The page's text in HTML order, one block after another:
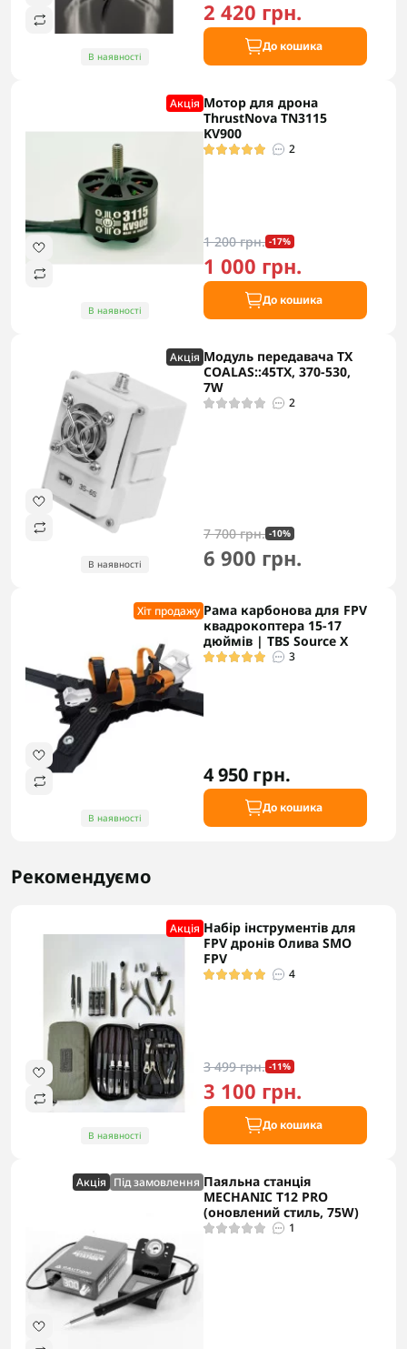
В наявності
2 420 грн.
До кошика
Акцiя
В наявності
Мотор для дрона
ThrustNova TN3115
KV900
2
1 200 грн. -17%
1 000 грн.
До кошика
Акцiя
В наявності
Модуль передавача TX
COALAS::45TX, 370-530,
7W
2
7 700 грн. -10%
6 900 грн.
Хіт продажу
В наявності
Рама карбонова для FPV
квадрокоптера 15-17
дюймів | TBS Source X
3
4 950 грн.
До кошика
Рекомендуємо
Акцiя
В наявності
Набір інструментів для
FPV дронів Олива SMO
FPV
4
3 499 грн. -11%
3 100 грн.
До кошика
Акцiя Під замовлення Паяльна станція
MECHANIC T12 PRO
(оновлений стиль, 75W)
1